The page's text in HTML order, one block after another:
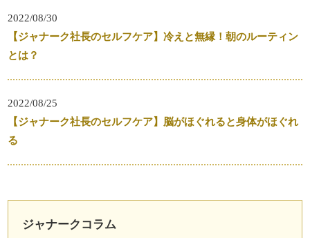
2022/08/30
【ジャナーク社長のセルフケア】冷えと無縁！朝のルーティン
とは？
2022/08/25
【ジャナーク社長のセルフケア】脳がほぐれると身体がほぐれ
る
ジャナークコラム